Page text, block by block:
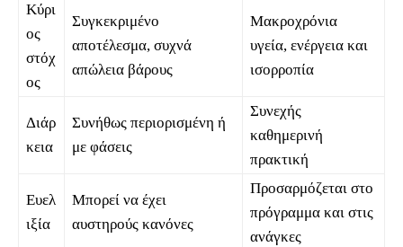
Κύρι
ος
στόχ
ος
Συγκεκριμένο
αποτέλεσμα, συχνά
απώλεια βάρους
Μακροχρόνια
υγεία, ενέργεια και
ισορροπία
Διάρ
κεια
Συνήθως περιορισμένη ή
με φάσεις
Συνεχής
καθημερινή
πρακτική
Ευελ
ιξία
Μπορεί να έχει
αυστηρούς κανόνες
Προσαρμόζεται στο
πρόγραμμα και στις
ανάγκες